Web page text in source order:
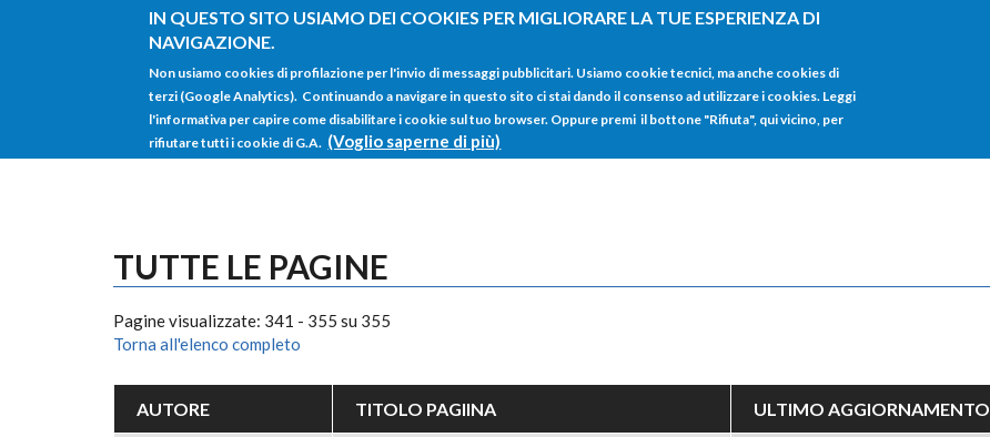
IN QUESTO SITO USIAMO DEI COOKIES PER MIGLIORARE LA TUE ESPERIENZA DI
NAVIGAZIONE.
Non usiamo cookies di profilazione per l'invio di messaggi pubblicitari. Usiamo cookie tecnici, ma anche cookies di
terzi (Google Analytics). Continuando a navigare in questo sito ci stai dando il consenso ad utilizzare i cookies. Leggi
l'informativa per capire come disabilitare i cookie sul tuo browser. Oppure premi il bottone "Rifiuta", qui vicino, per
rifiutare tutti i cookie di G.A. (Voglio saperne di più)
Salta al contenuto principale
HOME
TUTTE LE PAGINE
Pagine visualizzate: 341 - 355 su 355
Torna all'elenco completo
AUTORE TITOLO PAGIINA ULTIMO AGGIORNAMENTO